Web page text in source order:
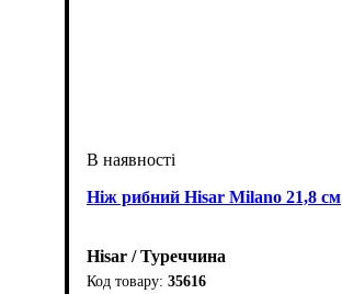
Ніж рибний Hisar Milano 21,8 см
Hisar / Туреччина
35616